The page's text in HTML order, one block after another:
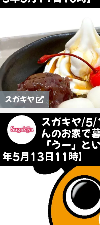
スガキヤ
スガキヤ/5/
んのお家で
「うー」と
年5月13日11時】